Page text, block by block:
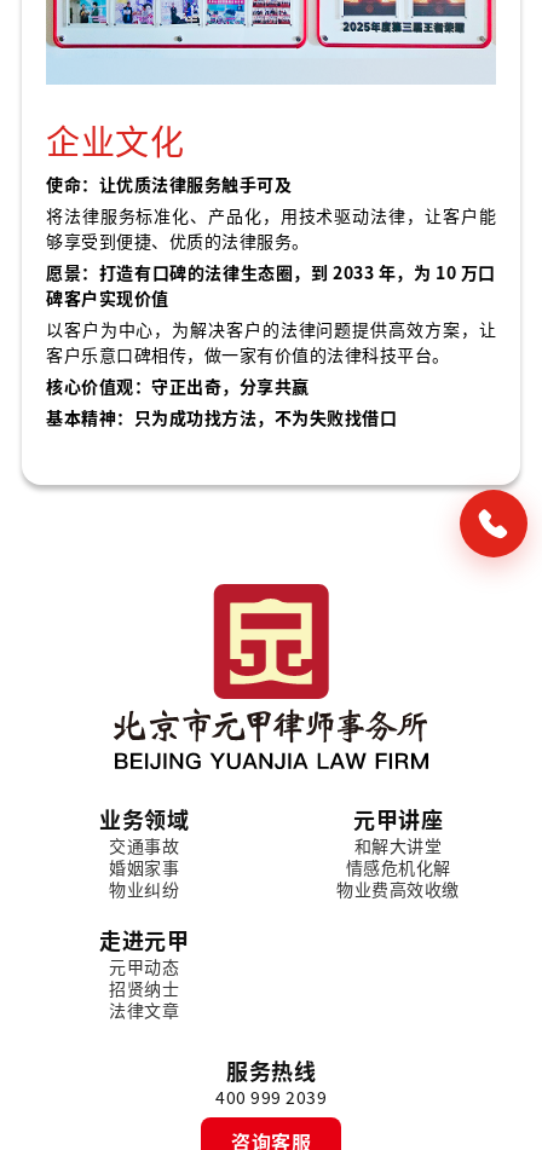
企业文化
使命：让优质法律服务触手可及
将法律服务标准化、产品化，用技术驱动法律，让客户能
够享受到便捷、优质的法律服务。
愿景：打造有口碑的法律生态圈，到 2033 年，为 10 万口
碑客户实现价值
以客户为中心，为解决客户的法律问题提供高效方案，让
客户乐意口碑相传，做一家有价值的法律科技平台。
核心价值观：守正出奇，分享共赢
基本精神：只为成功找方法，不为失败找借口
业务领域
交通事故
婚姻家事
物业纠纷
元甲讲座
和解大讲堂
情感危机化解
物业费高效收缴
走进元甲
元甲动态
招贤纳士
法律文章
服务热线
400 999 2039
咨询客服